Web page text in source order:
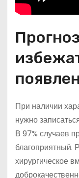
При наличии
нужно
В 97% случаев
благоприятный.
хирургическое